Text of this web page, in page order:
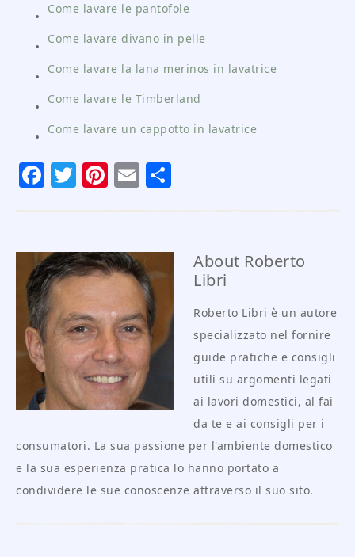
Come lavare le pantofole
Come lavare divano in pelle
Come lavare la lana merinos in lavatrice
Come lavare le Timberland
Come lavare un cappotto in lavatrice
Facebook
Twitter
Pinterest
Email
About Roberto
Libri
Roberto Libri è un autore
specializzato nel fornire
guide pratiche e consigli
utili su argomenti legati
ai lavori domestici, al fai
da te e ai consigli per i
consumatori. La sua passione per l'ambiente domestico
e la sua esperienza pratica lo hanno portato a
condividere le sue conoscenze attraverso il suo sito.